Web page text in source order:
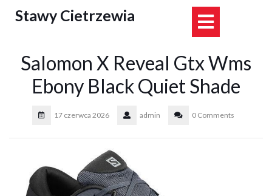
Stawy Cietrzewia
Salomon X Reveal Gtx Wms
Ebony Black Quiet Shade
17 czerwca 2026 admin 0 Comments